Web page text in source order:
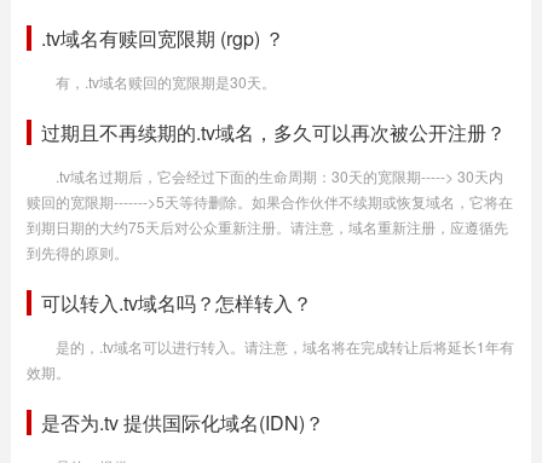
.tv域名有赎回宽限期 (rgp) ？
有，.tv域名赎回的宽限期是30天。
过期且不再续期的.tv域名，多久可以再次被公开注册？
.tv域名过期后，它会经过下面的生命周期：30天的宽限期-----> 30天内
赎回的宽限期------->5天等待删除。如果合作伙伴不续期或恢复域名，它将在
到期日期的大约75天后对公众重新注册。请注意，域名重新注册，应遵循先
到先得的原则。
可以转入.tv域名吗？怎样转入？
是的，.tv域名可以进行转入。请注意，域名将在完成转让后将延长1年有
效期。
是否为.tv 提供国际化域名(IDN)？